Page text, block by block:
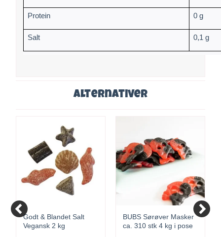
Protein 0 g
Salt 0,1 g
Alternativer
Godt & Blandet Salt
Vegansk 2 kg
BUBS Sørøver Masker
ca. 310 stk 4 kg i pose